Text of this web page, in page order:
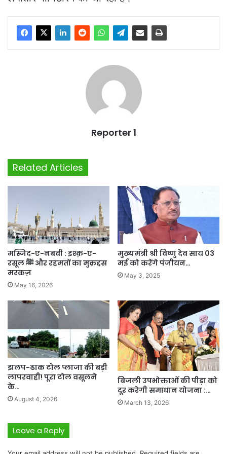
Reporter 1
Related Articles
मस्जिद-ए-नबवी : इश्क़-ए-
रसूल ﷺ और रहमतों का मुक़द्दस
मरकज़
May 16, 2026
मुख्यमंत्री श्री विष्णु देव साय 03
मई को करेंगे पंजीयन…
May 3, 2025
झलप-ढाक टोल प्लाजा की बड़ी
लापरवाही! पूरा टोल वसूलने
के…
August 4, 2026
बिजली उपभोक्ताओं की पीड़ा को
दूर करेगी समाधान योजना :…
March 13, 2026
Leave a Reply